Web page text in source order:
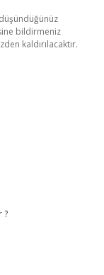
bildirmeniz
kaldırılacaktır.
?